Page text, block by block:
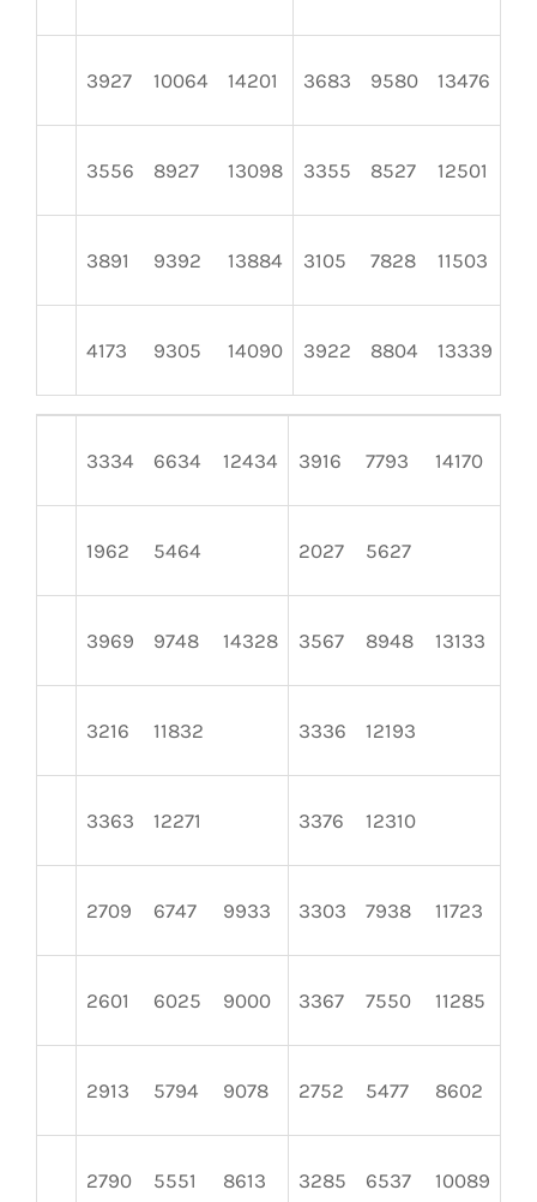
3927 10064 14201 3683 9580 13476
3556 8927 13098 3355 8527 12501
3891 9392 13884 3105 7828 11503
4173 9305 14090 3922 8804 13339
3334 6634 12434 3916 7793 14170
1962 5464 2027 5627
3969 9748 14328 3567 8948 13133
3216 11832 3336 12193
3363 12271 3376 12310
2709 6747 9933 3303 7938 11723
2601 6025 9000 3367 7550 11285
2913 5794 9078 2752 5477 8602
2790 5551 8613 3285 6537 10089